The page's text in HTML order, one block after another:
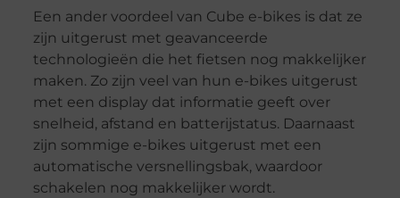
Een ander voordeel van Cube e-bikes is dat ze
zijn uitgerust met geavanceerde
technologieën die het fietsen nog makkelijker
maken. Zo zijn veel van hun e-bikes uitgerust
met een display dat informatie geeft over
snelheid, afstand en batterijstatus. Daarnaast
zijn sommige e-bikes uitgerust met een
automatische versnellingsbak, waardoor
schakelen nog makkelijker wordt.